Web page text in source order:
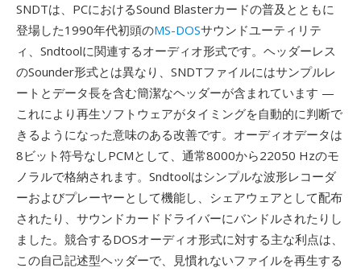
SNDTは、PCにおけるSound Blasterカードの普及とともに
登場した1990年代初頭のMS-DOSサウンドユーティリテ
ィ、Sndtoolに関連するオーディオ形式です。ヘッダーレス
のSounder形式とは異なり、SNDTファイルにはサンプルレ
ートとデータ長を含む簡潔なヘッダーが含まれています —
これにより再生ソフトウェアがタイミングを自動的に判断で
きるようになった意味のある改善です。オーディオデータは
8ビット符号なしPCMとして、通常8000から22050 Hzのモ
ノラルで格納されます。Sndtoolはシンプルな波形レコーダ
ーおよびプレーヤーとして機能し、シェアウェアとして配布
されたり、サウンドカードドライバーにバンドルされたりし
ました。競合するDOSオーディオ形式に対する主な利点は、
この自己記述型ヘッダーで、見慣れないファイルを再生する